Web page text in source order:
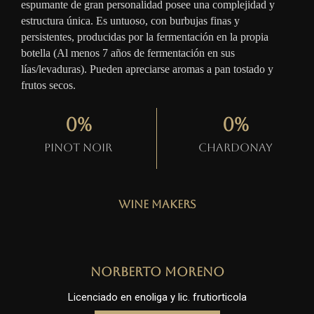
espumante de gran personalidad posee una complejidad y
estructura única. Es untuoso, con burbujas finas y
persistentes, producidas por la fermentación en la propia
botella (Al menos 7 años de fermentación en sus
lías/levaduras). Pueden apreciarse aromas a pan tostado y
frutos secos.
Pinot Noir
0%
Chardonay
0%
Wine Makers
Norberto Moreno
Licenciado en enoliga y lic. frutiorticola